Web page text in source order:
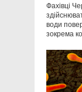
Фахівці
води
зокрема